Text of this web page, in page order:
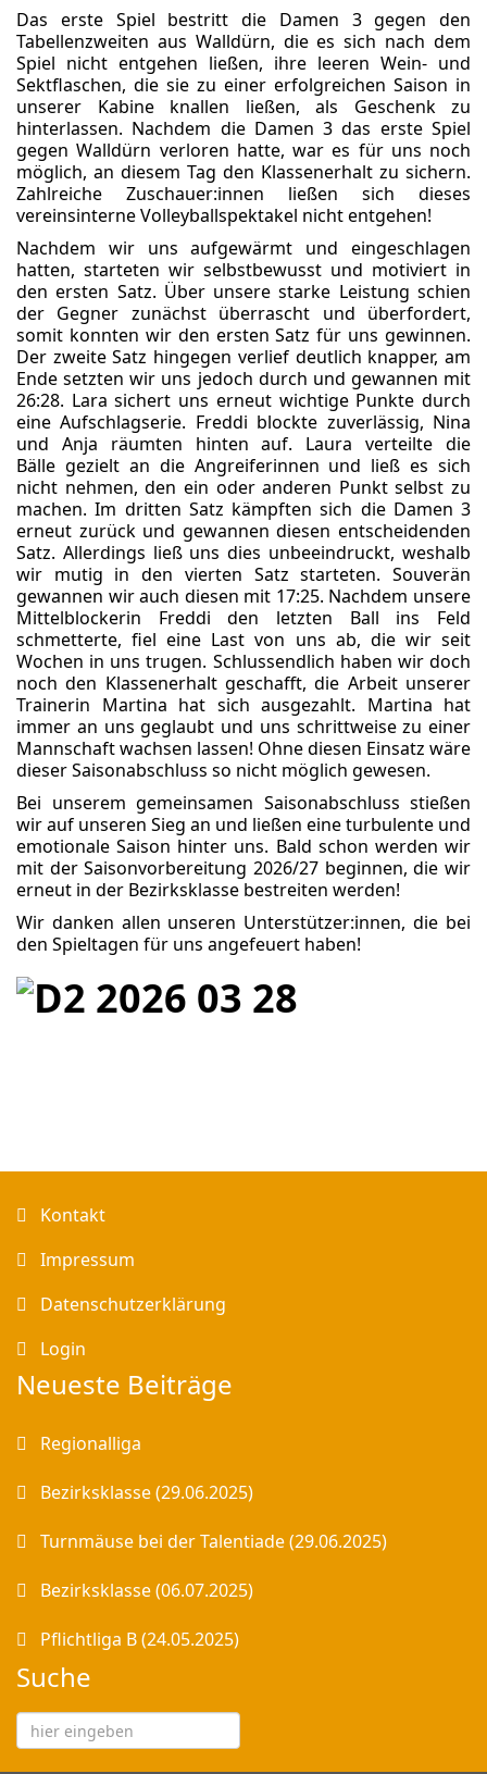
Das erste Spiel bestritt die Damen 3 gegen den
Tabellenzweiten aus Walldürn, die es sich nach dem
Spiel nicht entgehen ließen, ihre leeren Wein- und
Sektflaschen, die sie zu einer erfolgreichen Saison in
unserer Kabine knallen ließen, als Geschenk zu
hinterlassen. Nachdem die Damen 3 das erste Spiel
gegen Walldürn verloren hatte, war es für uns noch
möglich, an diesem Tag den Klassenerhalt zu sichern.
Zahlreiche Zuschauer:innen ließen sich dieses
vereinsinterne Volleyballspektakel nicht entgehen!
Nachdem wir uns aufgewärmt und eingeschlagen
hatten, starteten wir selbstbewusst und motiviert in
den ersten Satz. Über unsere starke Leistung schien
der Gegner zunächst überrascht und überfordert,
somit konnten wir den ersten Satz für uns gewinnen.
Der zweite Satz hingegen verlief deutlich knapper, am
Ende setzten wir uns jedoch durch und gewannen mit
26:28. Lara sichert uns erneut wichtige Punkte durch
eine Aufschlagserie. Freddi blockte zuverlässig, Nina
und Anja räumten hinten auf. Laura verteilte die
Bälle gezielt an die Angreiferinnen und ließ es sich
nicht nehmen, den ein oder anderen Punkt selbst zu
machen. Im dritten Satz kämpften sich die Damen 3
erneut zurück und gewannen diesen entscheidenden
Satz. Allerdings ließ uns dies unbeeindruckt, weshalb
wir mutig in den vierten Satz starteten. Souverän
gewannen wir auch diesen mit 17:25. Nachdem unsere
Mittelblockerin Freddi den letzten Ball ins Feld
schmetterte, fiel eine Last von uns ab, die wir seit
Wochen in uns trugen. Schlussendlich haben wir doch
noch den Klassenerhalt geschafft, die Arbeit unserer
Trainerin Martina hat sich ausgezahlt. Martina hat
immer an uns geglaubt und uns schrittweise zu einer
Mannschaft wachsen lassen! Ohne diesen Einsatz wäre
dieser Saisonabschluss so nicht möglich gewesen.
Bei unserem gemeinsamen Saisonabschluss stießen
wir auf unseren Sieg an und ließen eine turbulente und
emotionale Saison hinter uns. Bald schon werden wir
mit der Saisonvorbereitung 2026/27 beginnen, die wir
erneut in der Bezirksklasse bestreiten werden!
Wir danken allen unseren Unterstützer:innen, die bei
den Spieltagen für uns angefeuert haben!
Kontakt
Impressum
Datenschutzerklärung
Login
Neueste Beiträge
Regionalliga
Bezirksklasse (29.06.2025)
Turnmäuse bei der Talentiade (29.06.2025)
Bezirksklasse (06.07.2025)
Pflichtliga B (24.05.2025)
Suche